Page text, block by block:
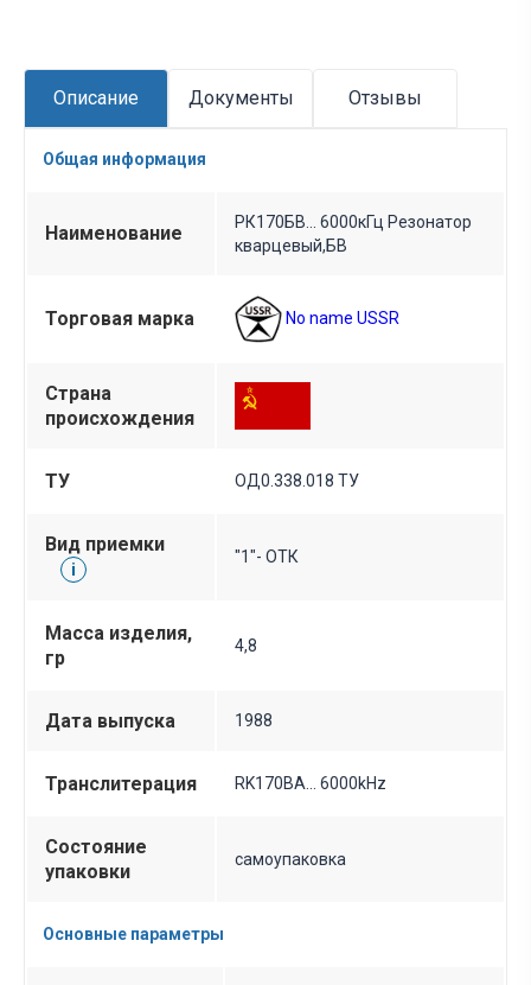
Описание Документы Отзывы
Общая информация
Наименование
РК170БВ... 6000кГц Резонатор
кварцевый,БВ
Торговая марка No name USSR
Страна
происхождения
ТУ ОД0.338.018 ТУ
Вид приемки
i
"1"- ОТК
Масса изделия,
гр
4,8
Дата выпуска 1988
Транслитерация RK170BA... 6000kHz
Состояние
упаковки
самоупаковка
Основные параметры